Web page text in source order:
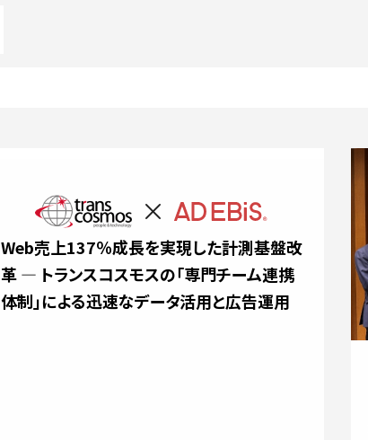
Web売上137％成長を実現した計測基盤改
革 ― トランスコスモスの「専門チーム連携
体制」による迅速なデータ活用と広告運用